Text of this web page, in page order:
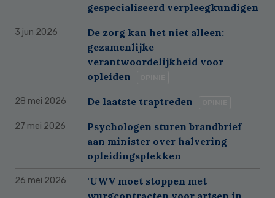
gespecialiseerd verpleegkundigen
3 jun 2026
De zorg kan het niet alleen:
gezamenlijke
verantwoordelijkheid voor
opleiden
28 mei 2026 De laatste traptreden
27 mei 2026
Psychologen sturen brandbrief
aan minister over halvering
opleidingsplekken
26 mei 2026
'UWV moet stoppen met